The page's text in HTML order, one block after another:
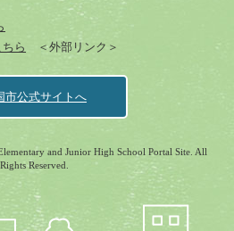
ら
＜外部リンク＞
市公式サイトへ
and Junior High School Portal Site. All
Rights Reserved.